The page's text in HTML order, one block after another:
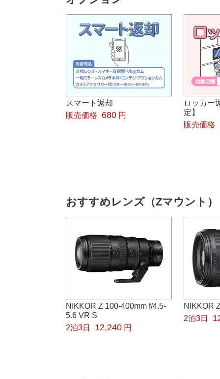
スマート返却
販売価格
680 円
ロッカー
定】
販売価格
おすすめレンズ（Zマウント）
NIKKOR Z 100-400mm f/4.5-
5.6 VR S
2泊3日
12,240 円
NIKKOR
2泊3日